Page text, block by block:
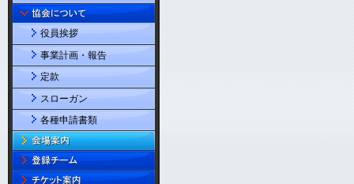
役員挨拶
事業計画・報告
定款
スローガン
各種申請書類